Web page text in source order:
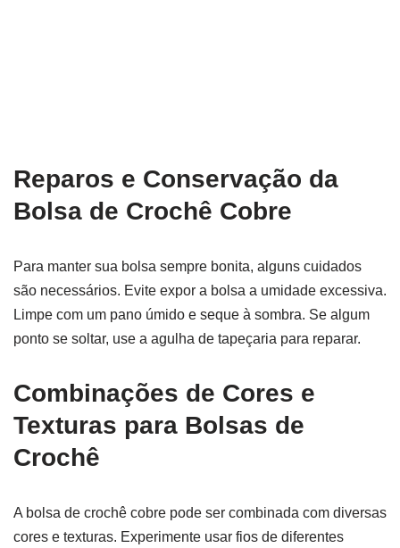
Reparos e Conservação da
Bolsa de Crochê Cobre
Para manter sua bolsa sempre bonita, alguns cuidados
são necessários. Evite expor a bolsa a umidade excessiva.
Limpe com um pano úmido e seque à sombra. Se algum
ponto se soltar, use a agulha de tapeçaria para reparar.
Combinações de Cores e
Texturas para Bolsas de
Crochê
A bolsa de crochê cobre pode ser combinada com diversas
cores e texturas. Experimente usar fios de diferentes